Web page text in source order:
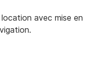
avec mise en
est plus